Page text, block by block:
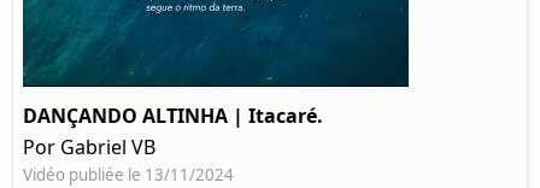
DANÇANDO ALTINHA | Itacaré.
Por Gabriel VB
Vidéo publiée le 13/11/2024